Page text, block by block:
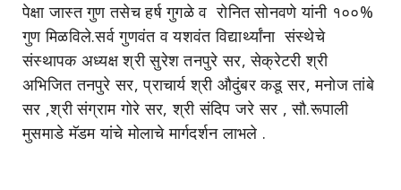
पेक्षा जास्त गुण तसेच हर्ष गुगळे व रोनित सोनवणे यांनी १००%
गुण मिळविले.सर्व गुणवंत व यशवंत विद्यार्थ्यांना संस्थेचे
संस्थापक अध्यक्ष श्री सुरेश तनपुरे सर, सेक्रेटरी श्री
अभिजित तनपुरे सर, प्राचार्य श्री औदुंबर कडू सर, मनोज तांबे
सर ,श्री संग्राम गोरे सर, श्री संदिप जरे सर , सौ.रूपाली
मुसमाडे मॅडम यांचे मोलाचे मार्गदर्शन लाभले .